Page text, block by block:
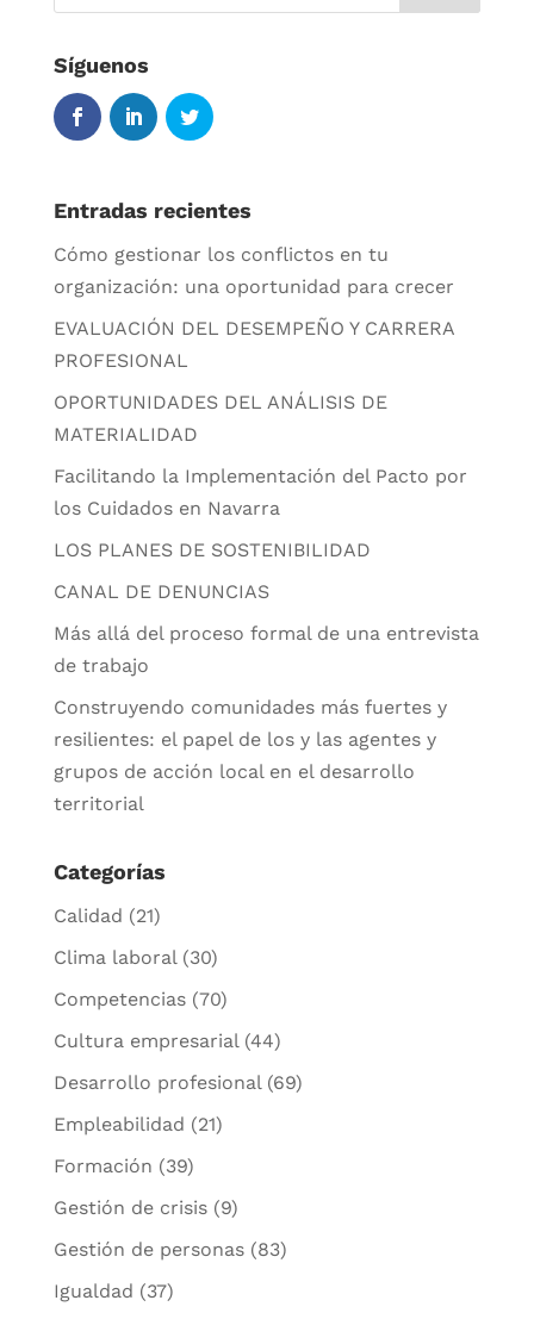
Síguenos
Entradas recientes
Cómo gestionar los conflictos en tu
organización: una oportunidad para crecer
EVALUACIÓN DEL DESEMPEÑO Y CARRERA
PROFESIONAL
OPORTUNIDADES DEL ANÁLISIS DE
MATERIALIDAD
Facilitando la Implementación del Pacto por
los Cuidados en Navarra
LOS PLANES DE SOSTENIBILIDAD
CANAL DE DENUNCIAS
Más allá del proceso formal de una entrevista
de trabajo
Construyendo comunidades más fuertes y
resilientes: el papel de los y las agentes y
grupos de acción local en el desarrollo
territorial
Categorías
Calidad (21)
Clima laboral(30)
Competencias(70)
Cultura empresarial(44)
Desarrollo profesional(69)
Empleabilidad (21)
Formación (39)
Gestión de crisis(9)
Gestión de personas(83)
Igualdad (37)